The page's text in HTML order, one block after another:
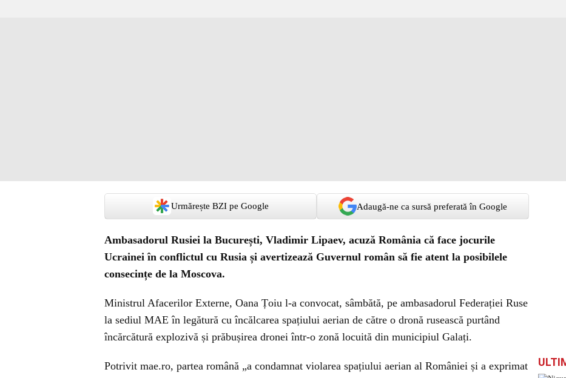
Urmărește BZI pe Google Adaugă-ne ca sursă preferată în Google
Ambasadorul Rusiei la București, Vladimir Lipaev, acuză România că face jocurile
Ucrainei în conflictul cu Rusia și avertizează Guvernul român să fie atent la posibilele
consecințe de la Moscova.
Ministrul Afacerilor Externe, Oana Țoiu l-a convocat, sâmbătă, pe ambasadorul Federației Ruse
la sediul MAE în legătură cu încălcarea spațiului aerian de către o dronă rusească purtând
încărcătură explozivă și prăbușirea dronei într-o zonă locuită din municipiul Galați.
Potrivit mae.ro, partea română „a condamnat violarea spațiului aerian al României și a exprimat